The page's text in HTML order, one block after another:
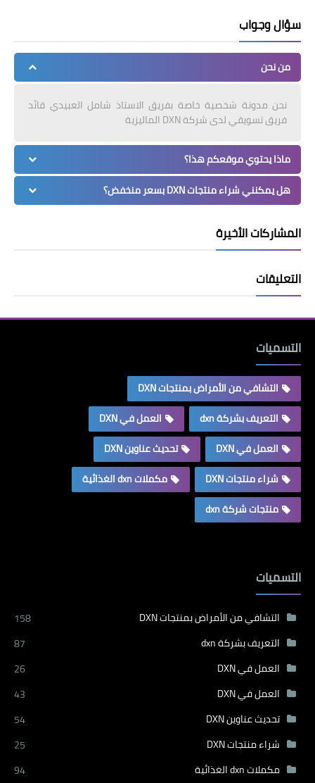
سؤال وجواب
من نحن
نحن مدونة شخصية خاصة بفريق الاستاذ شامل العبيدي قائد
فريق تسويقي لدى شركة DXN الماليزية
ماذا يحتوي موقعكم هذا؟
هل يمكنني شراء منتجات DXN بسعر منخفض؟
المشاركات الأخيرة
التعليقات
التسميات
التشافي من الأمراض بمنتجات DXN
التعريف بشركة dxn
العمل في DXN
العمل في DXN
تحديث عناوين DXN
شراء منتجات DXN
مكملات dxn الغذائية
منتجات شركة dxn
التسميات
التشافي من الأمراض بمنتجات DXN
158
التعريف بشركة dxn
87
العمل في DXN
26
العمل في DXN
43
تحديث عناوين DXN
54
شراء منتجات DXN
25
مكملات dxn الغذائية
94